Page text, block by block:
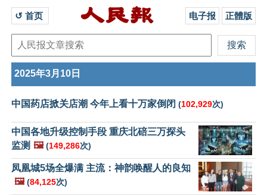
↺ 首页 电子报 正體版
2025年3月10日
中国药店掀关店潮 今年上看十万家倒闭 (102,929次)
中国各地升级控制手段 重庆北碚三万探头
监测 🖼️ (149,286次)
凤凰城5场全爆满 主流：神韵唤醒人的良知
🖼️ (84,125次)